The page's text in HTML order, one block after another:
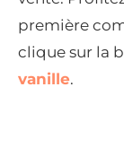
première
clique sur la
vanille.